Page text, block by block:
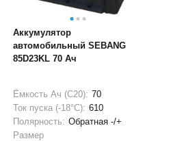
Аккумулятор
автомобильный SEBANG
85D23KL 70 Ач
Ёмкость Ач (С20): 70
Ток пуска (-18°С): 610
Полярность: Обратная -/+
Размер